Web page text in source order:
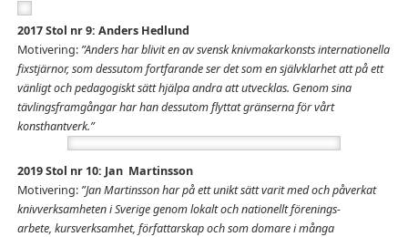
2017 Stol nr 9: Anders Hedlund
Motivering: ”Anders har blivit en av svensk knivmakarkonsts internationella
fixstjärnor, som dessutom fortfarande ser det som en självklarhet att på ett
vänligt och pedagogiskt sätt hjälpa andra att utvecklas. Genom sina
tävlingsframgångar har han dessutom flyttat gränserna för vårt
konsthantverk.”
2019 Stol nr 10: Jan Martinsson
Motivering: ”Jan Martinsson har på ett unikt sätt varit med och påverkat
knivverksamheten i Sverige genom lokalt och nationellt förenings-
arbete, kursverksamhet, författarskap och som domare i många